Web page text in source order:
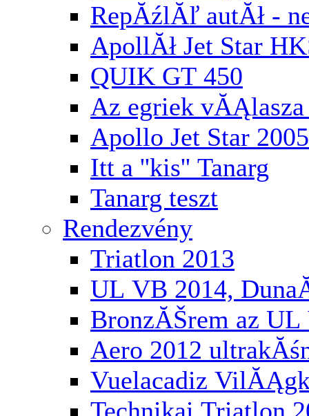
RepĂźlĂľ autĂł -
ApollĂł Jet Star
QUIK GT 450
Az egriek vĂĄlasza
Apollo Jet Star 2005
Itt a ''kis'' Tanarg
Tanarg teszt
Rendezvény
Triatlon 2013
UL VB 2014,
BronzĂŠrem az
Aero 2012
Vuelacadiz